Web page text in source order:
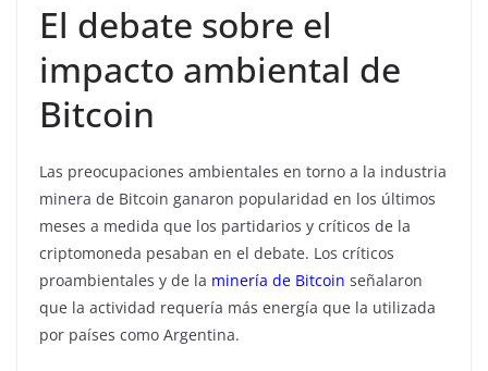
El debate sobre el
impacto ambiental de
Bitcoin
Las preocupaciones ambientales en torno a la industria
minera de Bitcoin ganaron popularidad en los últimos
meses a medida que los partidarios y críticos de la
criptomoneda pesaban en el debate. Los críticos
proambientales y de la minería de Bitcoin señalaron
que la actividad requería más energía que la utilizada
por países como Argentina.